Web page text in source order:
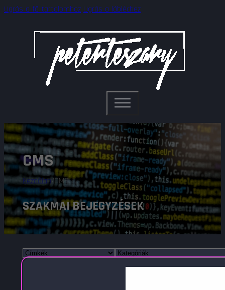
Ugrás a fő tartalomhoz Ugrás a lábléchez
CMS
Kezdőlap/CMS
SZAKMAI BEJEGYZÉSEK